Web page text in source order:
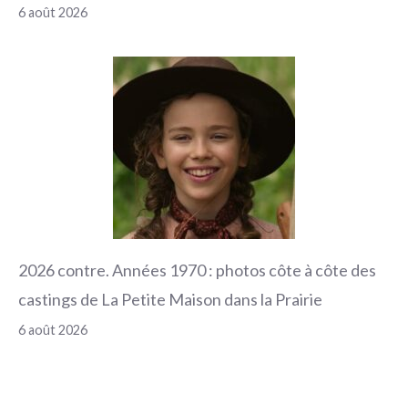
6 août 2026
2026 contre. Années 1970 : photos côte à côte des
castings de La Petite Maison dans la Prairie
6 août 2026